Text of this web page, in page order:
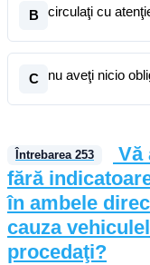
B circulaţi cu
C nu aveţi nicio
Întrebarea 253
Vă
fără
în ambele
cauza
procedaţi?